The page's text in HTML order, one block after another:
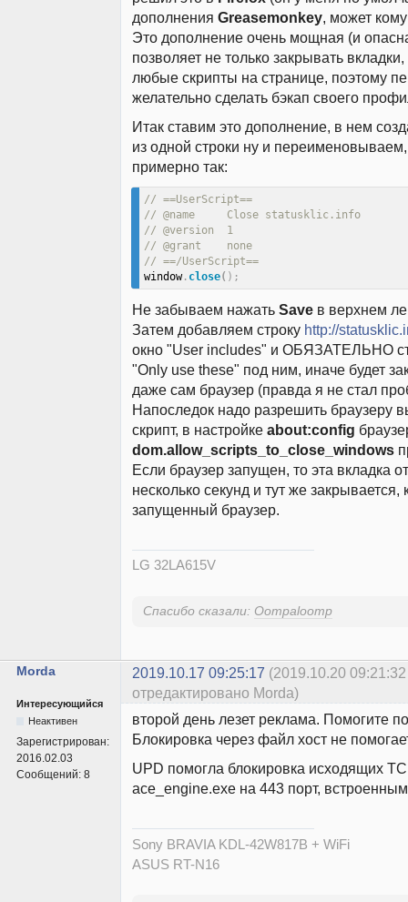
дополнения Greasemonkey, может
Это дополнение очень мощная (и
позволяет не только закрывать
любые скрипты на странице, поэтому
желательно сделать бэкап своего
Итак ставим это дополнение, в нем
из одной строки ну и переименовываем,
примерно так:
// ==UserScript==
// @name     Close statusklic.info
// @version  1
// @grant    none
// ==/UserScript==
window. close( ) ;
Не забываем нажать Save в верхнем
Затем добавляем строку http://
окно "User includes" и ОБЯЗАТЕЛЬНО
"Only use these" под ним, иначе будет
даже сам браузер (правда я не стал
Напоследок надо разрешить браузеру
скрипт, в настройке about:config
dom.allow_scripts_to_close_windows
Если браузер запущен, то эта вкладка
несколько секунд и тут же закрывается,
запущенный браузер.
LG 32LA615V
Спасибо сказали: Oompaloomp
Morda 2019.10.17 09:25:17 (2019.10.20 09:21:32
отредактировано Morda)
Интересующийся
Неактивен
Зарегистрирован:
2016.02.03
Сообщений: 8
второй день лезет реклама. Помогите
Блокировка через файл хост не
UPD помогла блокировка исходящих
ace_engine.exe на 443 порт,
Sony BRAVIA KDL-42W817B + WiFi
ASUS RT-N16